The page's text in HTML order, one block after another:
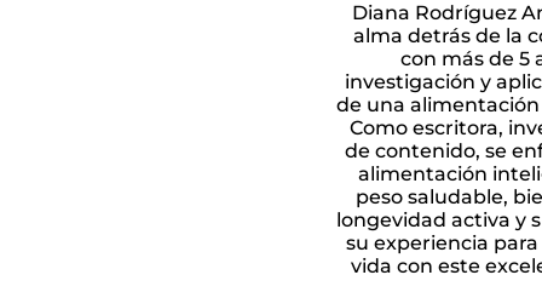
Diana Rodríguez
alma detrás de la
con más de 5
investigación y
de una
Como escritora,
de contenido, se
alimentación
peso saludable,
longevidad activa y
su experiencia
vida con este